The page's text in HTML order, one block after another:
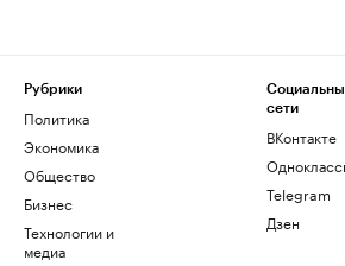
Рубрики
Политика
Экономика
Общество
Бизнес
Технологии и
медиа
сети
ВКонтакте
Telegram
Дзен